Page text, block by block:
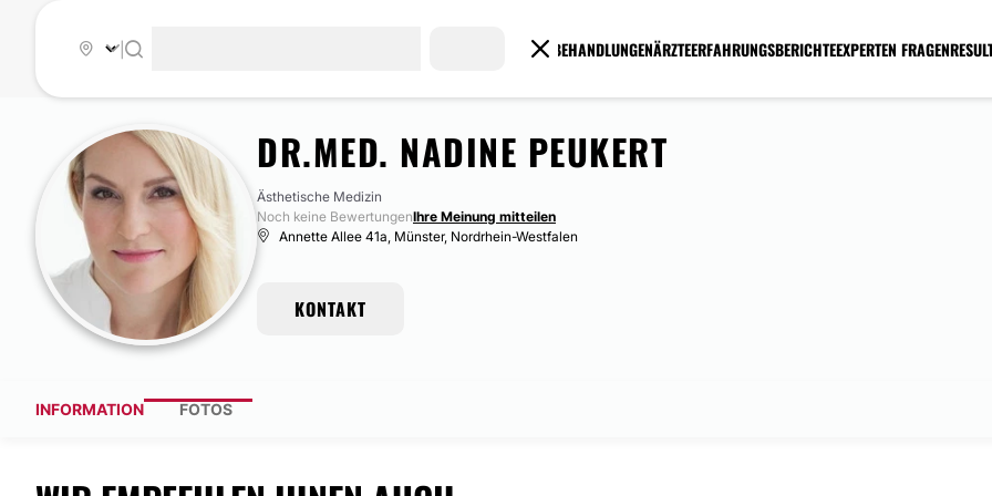
BEHANDLUNGENÄRZTEERFAHRUNGSBERICHTEEXPERTEN FRAGEN
DR.MED. NADINE PEUKERT
Ästhetische Medizin
Noch keine BewertungenIhre Meinung mitteilen
Annette Allee 41a, Münster, Nordrhein-Westfalen
KONTAKT
INFORMATION FOTOS